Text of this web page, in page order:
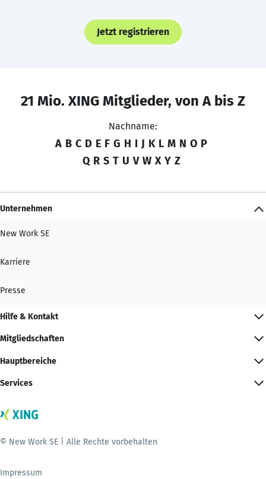
Jetzt registrieren
21 Mio. XING Mitglieder, von A bis Z
Nachname:
A B C D E F G H I J K L M N O P
Q R S T U V W X Y Z
Unternehmen
New Work SE
Karriere
Presse
Hilfe & Kontakt
Mitgliedschaften
Hauptbereiche
Services
© New Work SE | Alle Rechte vorbehalten
Impressum